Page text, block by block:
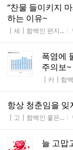
“찬물 들이키지
하는 이유~
게시판명
┃세┃함백인 편지...
폭염에
주의보~
게시판명
┃카┃함
항상 청춘임을 잊
게시판명
┃고┃함백인 좋은...
늘 고맙